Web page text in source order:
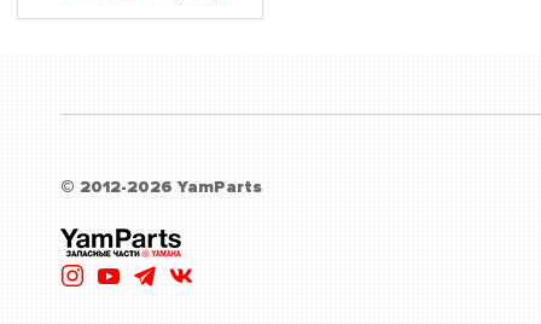
© 2012-2026 YamParts